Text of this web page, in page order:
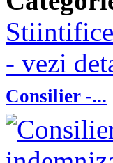
Stiintifice
- vezi
Consilier -...